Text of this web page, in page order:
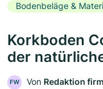
Bodenbeläge &
Korkboden
der
FW Von Redaktion